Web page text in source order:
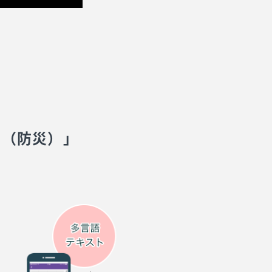
防災）」